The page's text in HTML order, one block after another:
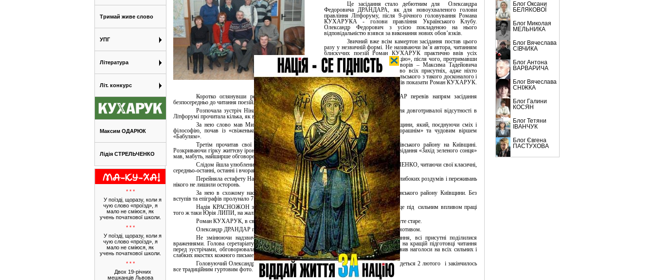
Тримай живе слово
УПГ
Література
Літ. конкурс
Максим ОДАРЮК
Лідія СТРЕЛЬЧЕНКО
* * *
У поїзді, щоразу, коли я
чую слово «проїзд», я
мало не сміюся, як
учень початкової школи.
* * *
У поїзді, щоразу, коли я
чую слово «проїзд», я
мало не сміюся, як
учень початкової школи.
* * *
Двох 19-річних
мешканців Львова
Блог Оксани
БЕЛЯКОВОЇ
Блог Миколая
МЕЛЬНИКА
Блог Вячеслава
CІВЧИКА
Блог Антона
ВАРВАРИЧА
Блог Вячеслава
СНІЖКА
Блог Галини
КОСЯН
Блог Тетяни
ІВАНЧУК
Блог Євгена
ПАСТУХОВА
Це засідання стало дебютним для
Олександра
Федоровича ДРАНДАРА, як для новоухваленого голови
правління Літфоруму, після 9-річного головування Романа
КУХАРУКА - голови правління Українського Клубу.
Олександр Федорович з усією покладеною на нього
відповідальністю взявся за виконання нових обов’язків.
Звичний вже всім камертон засідання постав цього
разу у незвичній формі. Не називаючи ім’я автора, читанням
блискучих поезій Роман КУХАРУК практично ввів усіх
присутніх у «поетичну медитацію», після чого, протримавши
інтригу, назвав автора цих творів – Максима Тадейовича
Рильського. Це приголомшливо всіх присутніх, адже ніхто
навіть не очкував побачити Рильського з такого досконалого і
витонченого боку, як його зумів показати Роман КУХАРУК.
Коротко оглянувши результати конкурсу ЛітАкцент року, Олександр ДРАНДАР перевів напрям засідання
безпосередньо до читання поезій.
Розпочала зустріч Ніна СМИРНОВА з Білої Церкви Київської области, яка після довготривалої відсутності в
Літфорумі прочитала кілька, як вона їх визначила, початкових та дитячих віршів.
За нею слово мав Микола ДУДАР з Хотянівки Вишгородського району Київщини, який, поєднуючи сміх і
філософію, почав із «свіженького», потім «давнішого» але нечитаного і закінчив «вчорашнім» та чудовим віршем
«Бабулям».
Третім прочитав свої оповідання Олексій ГАНЗЕНКО з Владиславки Миронівського району на Київщині.
Розкриваючи гірку життєву іронію і просте людське щастя, образ «смішного німця» з оповідання «Захід зеленого сонця»
мав, мабуть, найширше обговорення помі всіх інших творів учасників за всю зустріч.
Слідом йшла улюблениця публіки та блискучий декламатор киянка Євгенія БІЛЬЧЕНКО, читаючи свої класичні,
середньо-останні, останні і вчорашні вірші.
Перейняла естафету Наталія ШВЕНЬ з Вишгорода. Вірші її гармонійні, сповнені глибоких роздумів і переживань
нікого не лишили осторонь.
За нею в схожому настрої виступила Тетяна ІВАНЧУК з Красилівки Ставищанського району Київщини. Без
вступів та епіграфів пролунало 7 глибоких поезій на пейзажно-філософську тематику.
Надія КРАСНОЖОН з Ядлівки Баришівського району Київщини, перебуваючи ще під
сильним впливом праці
того ж таки Юрія ЛИПИ, на жаль не встигла підготуватися.
Роман КУХАРУК, в свою чергу, читав не вчорашнє і не сьогоднішнє, а давно нечуте старе.
Олександр ДРАНДАР підсумував зібрання єдиним віршем із зимово-новорічним мотивом.
Не змінюючи надзвичайно затишної, теплої обстановки та щирого спілкування, всі присутні поділилися
враженнями. Голова серетаріату Українського клубу Олексій УСАЧОВ твердо настоював на кращій підготовці читання
перед зустрічами, обговорювалась перспектива виїзних зібрань, Роман КУХАРУК проставив наголоси на всіх сильних і
слабких якостях кожного письменника.
Головуючий Олександр ДРАНДАР оголосив дату наступного зібрання, яке відбудеться 2 лютого і закінчилось
все традиційним гуртовим фото.